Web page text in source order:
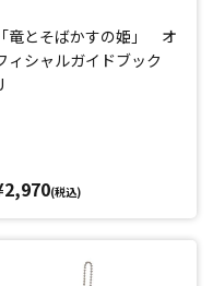
「竜とそばかすの姫」 オ
ィシャルガイドブック
(税込)